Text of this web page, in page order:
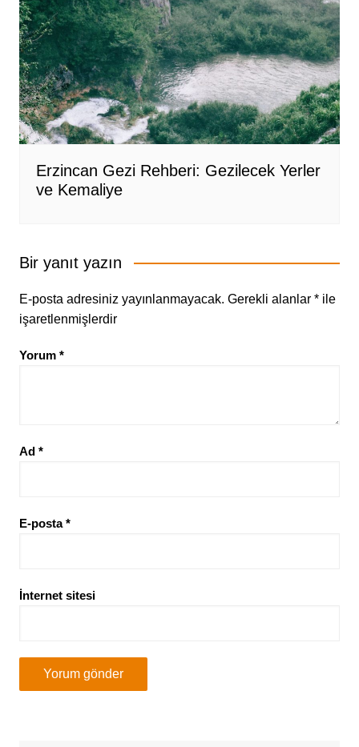
Erzincan Gezi Rehberi: Gezilecek Yerler
ve Kemaliye
Bir yanıt yazın
E-posta adresiniz yayınlanmayacak. Gerekli alanlar *ile
işaretlenmişlerdir
Yorum *
Ad *
E-posta*
İnternet sitesi